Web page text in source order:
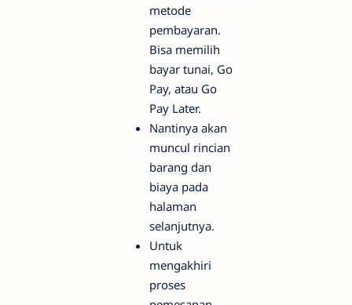
metode
pembayaran.
Bisa memilih
bayar tunai, Go
Pay, atau Go
Pay Later.
Nantinya akan
muncul rincian
barang dan
biaya pada
halaman
selanjutnya.
Untuk
mengakhiri
proses